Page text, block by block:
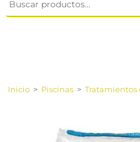
Inicio > Piscinas > Tratamientos